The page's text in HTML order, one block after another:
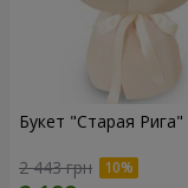
Букет "Старая Рига"
2 443 грн